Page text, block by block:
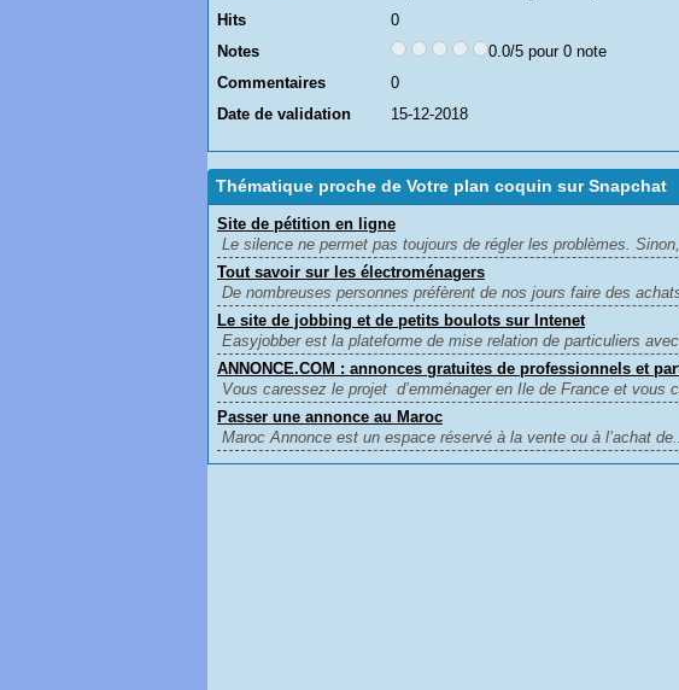
Hits
0
Notes
0.0/5 pour 0 note
Commentaires
0
Date de validation
15-12-2018
Thématique proche de Votre plan coquin sur Snapchat
Site de pétition en ligne
Le silence ne permet pas toujours de régler les problèmes.
Tout savoir sur les électroménagers
De nombreuses personnes préfèrent de nos jours faire des
Le site de jobbing et de petits boulots sur Intenet
Easyjobber est la plateforme de mise relation de particuliers
ANNONCE.COM : annonces gratuites de professionnels et
Vous caressez le projet d’emménager en Ile de France et vous
Passer une annonce au Maroc
Maroc Annonce est un espace réservé à la vente ou à l’achat